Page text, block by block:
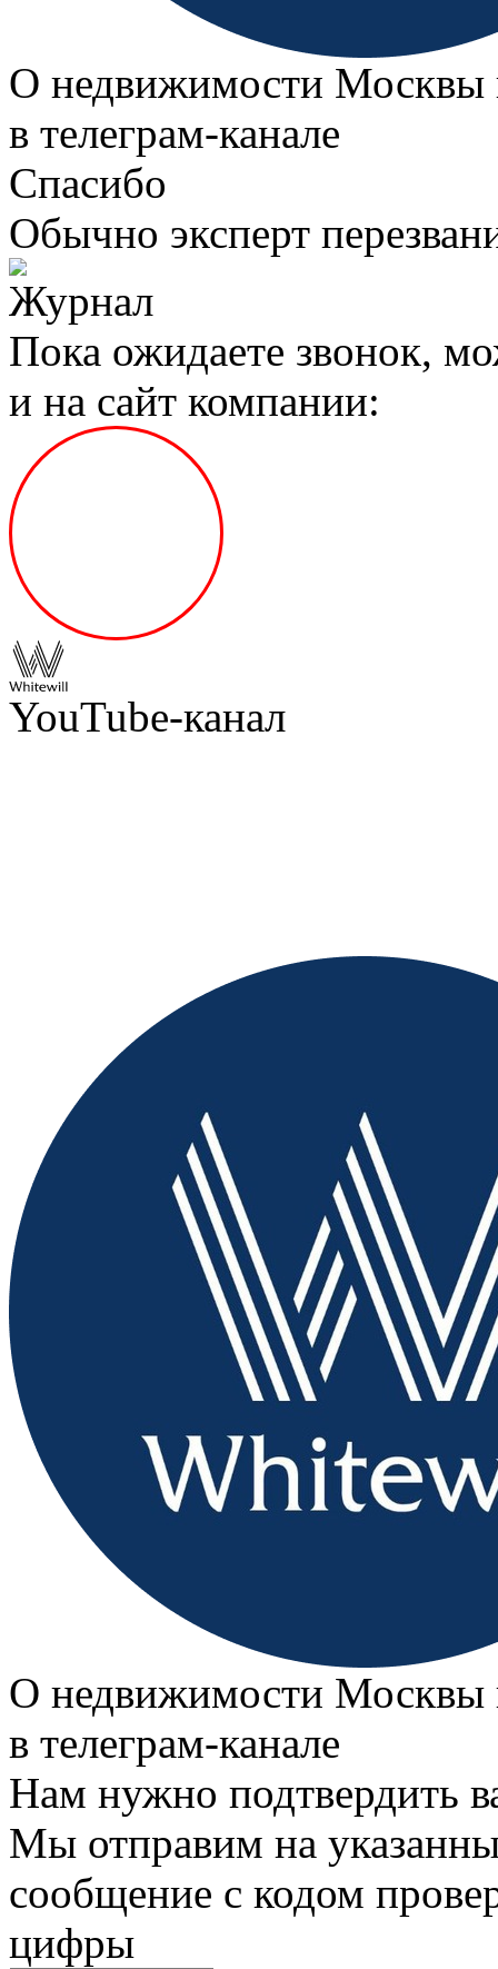
О недвижимости Москвы
в телеграм‑канале
Спасибо
Обычно эксперт
Пока ожидаете звонок,
и на сайт компании:
YouTube-канал
О недвижимости Москвы
в телеграм‑канале
Нам нужно подтвердить
Мы отправим на
сообщение с кодом
цифры